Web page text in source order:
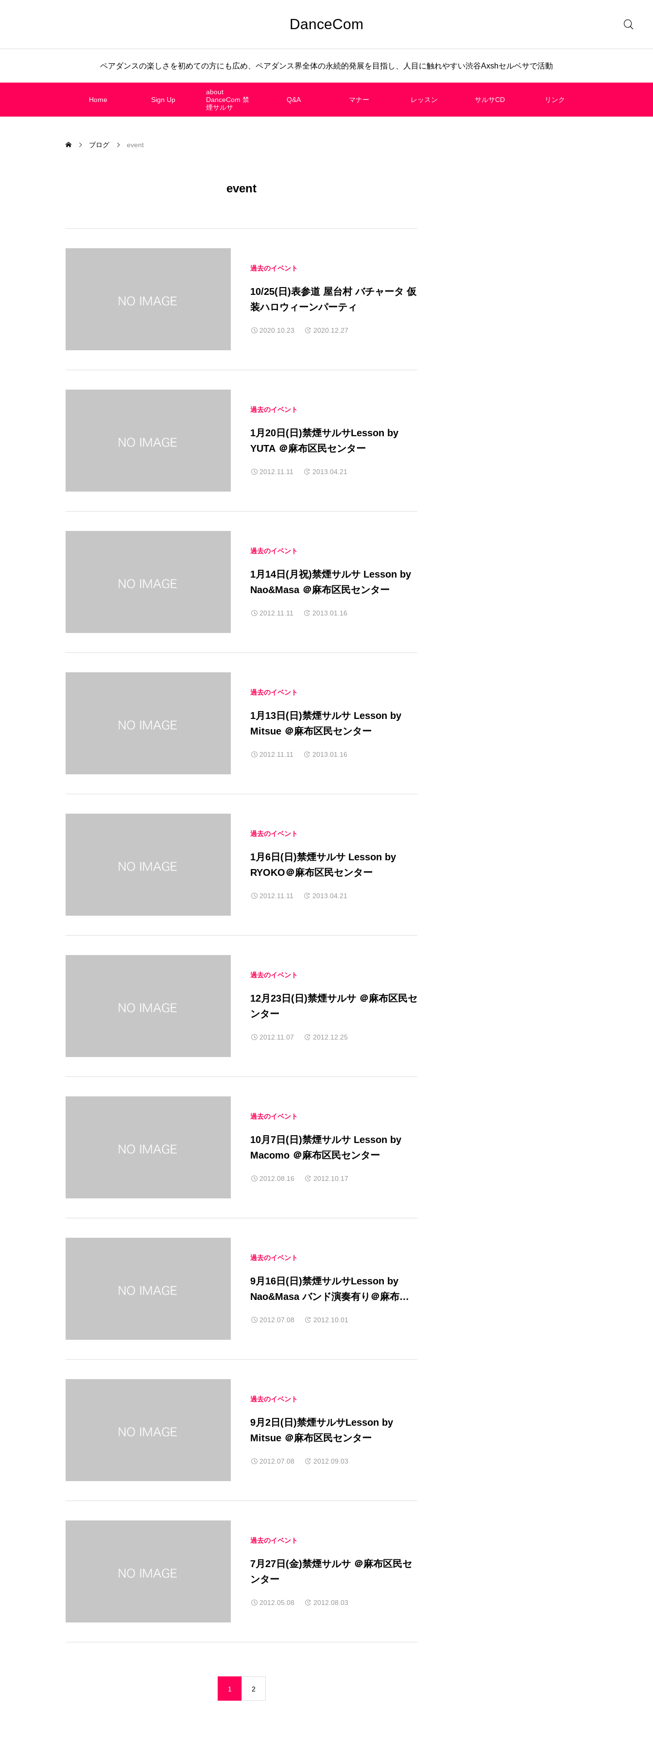
DanceCom
ペアダンスの楽しさを初めての方にも広め、ペアダンス界全体の永続的発展を目指し、人目に触れやすい渋谷Axshセルベサで活動
Home Sign Up
about
DanceCom 禁
煙サルサ
Q&A マナー レッスン サルサCD リンク
ブログ event
event
過去のイベント
10/25(日)表参道 屋台村 バチャータ 仮
装ハロウィーンパーティ
2020.10.23 2020.12.27
過去のイベント
1月20日(日)禁煙サルサLesson by
YUTA ＠麻布区民センター
2012.11.11 2013.04.21
過去のイベント
1月14日(月祝)禁煙サルサ Lesson by
Nao&Masa ＠麻布区民センター
2012.11.11 2013.01.16
過去のイベント
1月13日(日)禁煙サルサ Lesson by
Mitsue ＠麻布区民センター
2012.11.11 2013.01.16
過去のイベント
1月6日(日)禁煙サルサ Lesson by
RYOKO＠麻布区民センター
2012.11.11 2013.04.21
過去のイベント
12月23日(日)禁煙サルサ ＠麻布区民セ
ンター
2012.11.07 2012.12.25
過去のイベント
10月7日(日)禁煙サルサ Lesson by
Macomo ＠麻布区民センター
2012.08.16 2012.10.17
過去のイベント
9月16日(日)禁煙サルサLesson by
Nao&Masa バンド演奏有り＠麻布区
2012.07.08 2012.10.01
過去のイベント
9月2日(日)禁煙サルサLesson by
Mitsue ＠麻布区民センター
2012.07.08 2012.09.03
過去のイベント
7月27日(金)禁煙サルサ ＠麻布区民セ
ンター
2012.05.08 2012.08.03
1 2